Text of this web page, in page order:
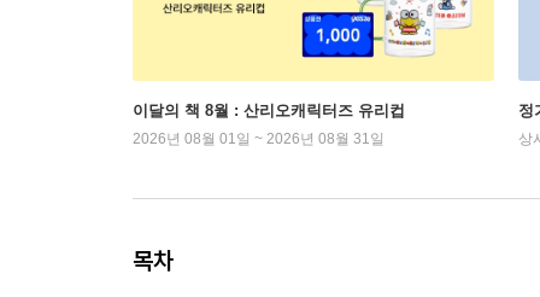
이달의 책 8월 : 산리오캐릭터즈 유리컵
2026년 08월 01일 ~ 2026년 08월 31일
정
상
목차